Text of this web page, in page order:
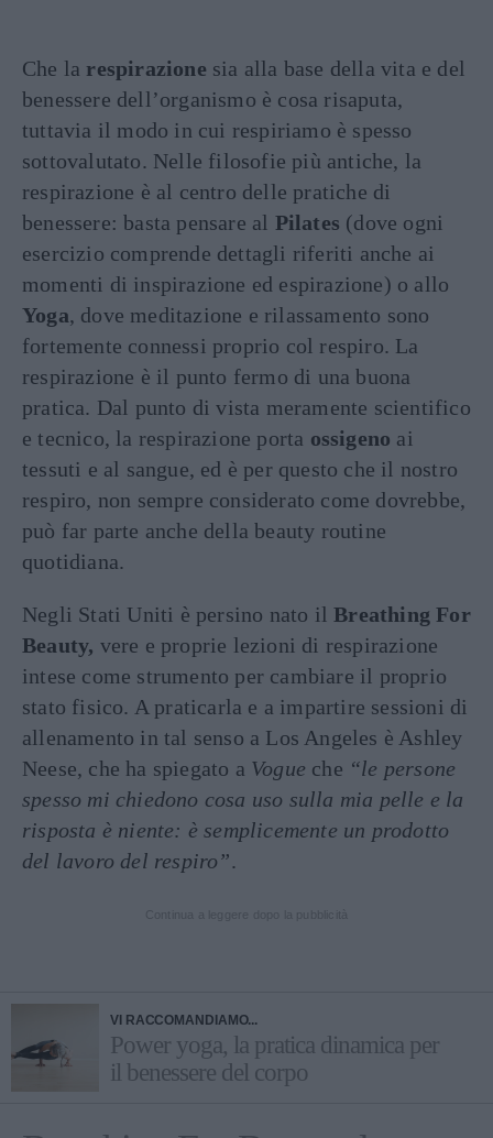
Che la respirazione sia alla base della vita e del
benessere dell’organismo è cosa risaputa,
tuttavia il modo in cui respiriamo è spesso
sottovalutato. Nelle filosofie più antiche, la
respirazione è al centro delle pratiche di
benessere: basta pensare al Pilates (dove ogni
esercizio comprende dettagli riferiti anche ai
momenti di inspirazione ed espirazione) o allo
Yoga, dove meditazione e rilassamento sono
fortemente connessi proprio col respiro. La
respirazione è il punto fermo di una buona
pratica. Dal punto di vista meramente scientifico
e tecnico, la respirazione porta ossigeno ai
tessuti e al sangue, ed è per questo che il nostro
respiro, non sempre considerato come dovrebbe,
può far parte anche della beauty routine
quotidiana.
Negli Stati Uniti è persino nato ilBreathing For
Beauty, vere e proprie lezioni di respirazione
intese come strumento per cambiare il proprio
stato fisico. A praticarla e a impartire sessioni di
allenamento in tal senso a Los Angeles è Ashley
Neese, che ha spiegato a Vogue che “le persone
spesso mi chiedono cosa uso sulla mia pelle e la
risposta è niente: è semplicemente un prodotto
del lavoro del respiro”.
VI RACCOMANDIAMO...
Power yoga, la pratica dinamica per
il benessere del corpo